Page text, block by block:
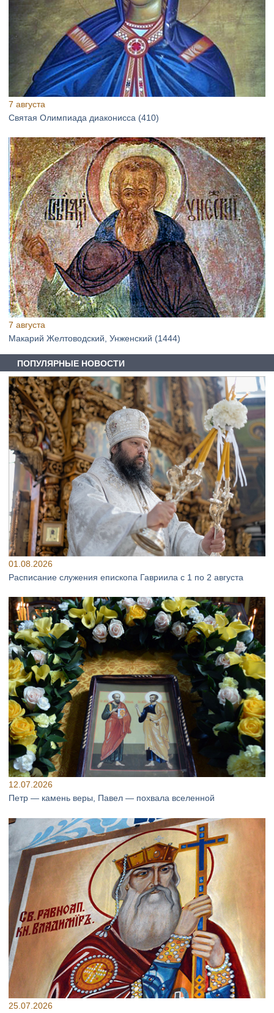
7 августа
Святая Олимпиада диаконисса (410)
7 августа
Макарий Желтоводский, Унженский (1444)
ПОПУЛЯРНЫЕ НОВОСТИ
01.08.2026
Расписание служения епископа Гавриила с 1 по 2 августа
12.07.2026
Петр — камень веры, Павел — похвала вселенной
25.07.2026